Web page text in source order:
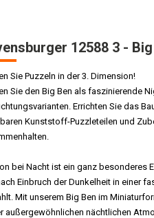
12588 3 -
Sie Puzzeln in der 3. Dimension!
Sie den Big Ben als faszinierende
Errichten Sie das
Kunststoff-Puzzleteilen und
bei Nacht ist ein ganz besonderes
Einbruch der Dunkelheit in einer
Mit unserem Big Ben im
außergewöhnlichen nächtlichen